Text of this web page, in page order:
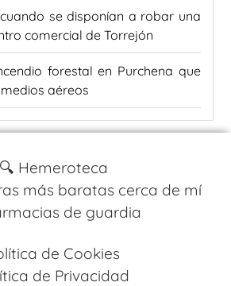
se disponían a robar una
comercial de Torrejón
forestal en Purchena que
aéreos
🔍 Hemeroteca
más baratas cerca de mí
de guardia
de Cookies
de Privacidad